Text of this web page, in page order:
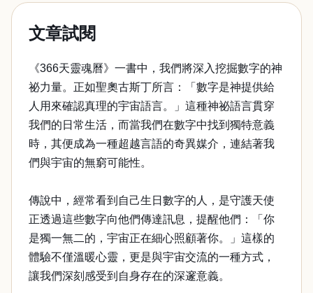
文章試閱
《366天靈魂曆》一書中，我們將深入挖掘數字的神
祕力量。正如聖奧古斯丁所言：「數字是神提供給
人用來確認真理的宇宙語言。」這種神祕語言貫穿
我們的日常生活，而當我們在數字中找到獨特意義
時，其便成為一種超越言語的奇異媒介，連結著我
們與宇宙的無窮可能性。
傳說中，經常看到自己生日數字的人，是守護天使
正透過這些數字向他們傳達訊息，提醒他們：「你
是獨一無二的，宇宙正在細心照顧著你。」這樣的
體驗不僅溫暖心靈，更是與宇宙交流的一種方式，
讓我們深刻感受到自身存在的深邃意義。